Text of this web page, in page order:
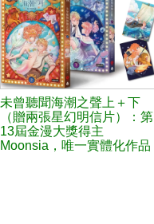
未曾聽聞海潮之聲上＋下
（贈兩張星幻明信片）：第
13屆金漫大獎得主
Moonsia，唯一實體化作品